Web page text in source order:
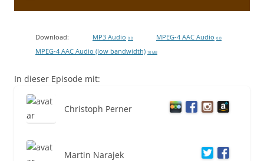
Download: MP3 Audio 0 B MPEG-4 AAC Audio 0 B
MPEG-4 AAC Audio (low bandwidth) 10 MB
In dieser Episode mit:
Christoph Perner
Martin Narajek